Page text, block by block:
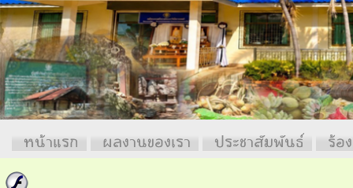
หน้าแรก ผลงานของเรา ประชาสัมพันธ์ ร้อ